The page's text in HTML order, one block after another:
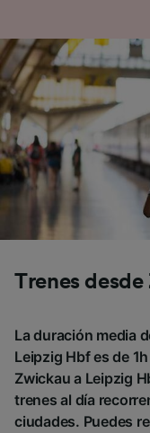
Trenes
La duración media
Leipzig Hbf es de
Zwickau a Leipzig
trenes al día
ciudades. Puedes